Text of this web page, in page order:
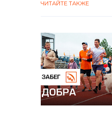
ЧИТАЙТЕ ТАКЖЕ